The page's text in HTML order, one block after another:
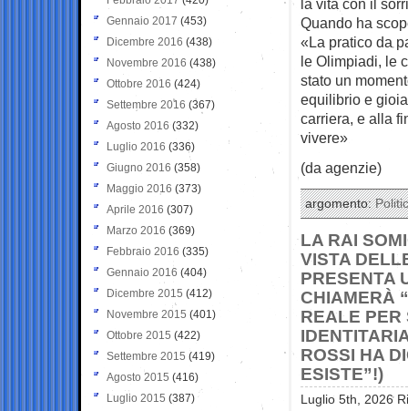
la vita con il
Quando ha
«La pratico da
le Olimpiadi, le
stato un
equilibrio e
carriera, e alla
vivere»
(da agenzie)
argomento:
LA RAI
VISTA
PRESENTA
CHIAMERÀ
REALE PER
ROSSI HA
ESISTE”!)
Luglio 5th, 2026
Gennaio 2017 (453)
Dicembre 2016 (438)
Novembre 2016 (438)
Ottobre 2016 (424)
Settembre 2016 (367)
Agosto 2016 (332)
Luglio 2016 (336)
Giugno 2016 (358)
Maggio 2016 (373)
Aprile 2016 (307)
Marzo 2016 (369)
Febbraio 2016 (335)
Gennaio 2016 (404)
Dicembre 2015 (412)
Novembre 2015 (401)
Ottobre 2015 (422)
Settembre 2015 (419)
Agosto 2015 (416)
Luglio 2015 (387)